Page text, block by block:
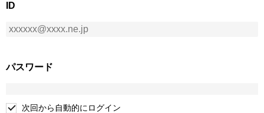
ID
パスワード
次回から自動的にログイン